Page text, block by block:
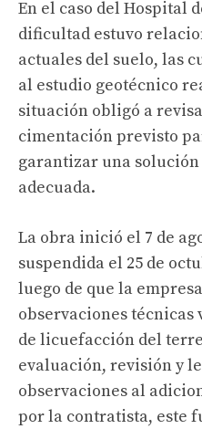
En el caso del Hospital
dificultad estuvo
actuales del suelo, las
al estudio geotécnico
situación obligó a
cimentación previsto
garantizar una
adecuada.
La obra inició el 7 de
suspendida el 25 de
luego de que la
observaciones
de licuefacción del
evaluación, revisión y
observaciones al
por la contratista, este